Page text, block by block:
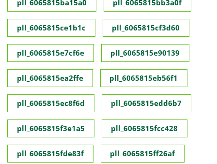
pll_6065815ba15a0 pll_6065815bb3a0f
pll_6065815ce1b1c pll_6065815cf3d60
pll_6065815e7cf6e pll_6065815e90139
pll_6065815ea2ffe pll_6065815eb56f1
pll_6065815ec8f6d pll_6065815edd6b7
pll_6065815f3e1a5 pll_6065815fcc428
pll_6065815fde83f pll_6065815ff26af